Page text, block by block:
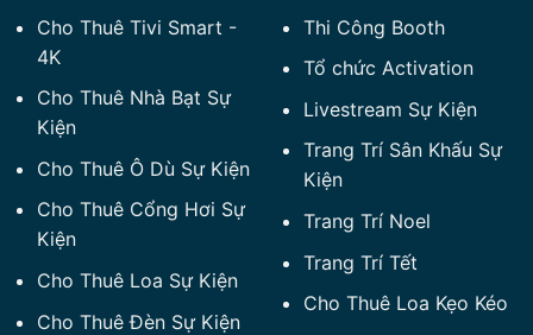
Cho Thuê Tivi Smart -
4K
Cho Thuê Nhà Bạt Sự
Kiện
Cho Thuê Ô Dù Sự Kiện
Cho Thuê Cổng Hơi Sự
Kiện
Cho Thuê Loa Sự Kiện
Cho Thuê Đèn Sự Kiện
Thi Công Booth
Tổ chức Activation
Livestream Sự Kiện
Trang Trí Sân Khấu Sự
Kiện
Trang Trí Noel
Trang Trí Tết
Cho Thuê Loa Kẹo Kéo